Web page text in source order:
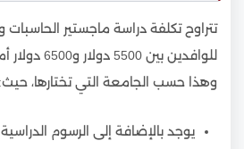
تتراوح تكلفة دراسة ماجستير
للوافدين بين
وهذا حسب الجامعة التي تختارها، حيث:
يوجد بالإضافة إلى الرسوم